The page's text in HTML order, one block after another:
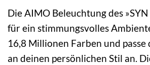
Die AIMO Beleuchtung des
für ein stimmungsvolles
16,8 Millionen Farben und
an deinen persönlichen Stil an.